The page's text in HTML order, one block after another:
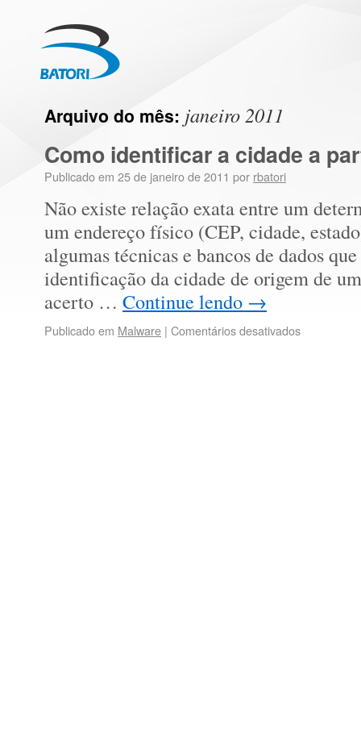
Arquivo do mês: janeiro 2011
Como identificar a cidade a
Publicado em 25 de janeiro de 2011 por rbatori
Não existe relação exata entre um
um endereço físico (CEP, cidade,
algumas técnicas e bancos de dados
identificação da cidade de origem de
acerto … Continue lendo →
Publicado em Malware | Comentários desativados